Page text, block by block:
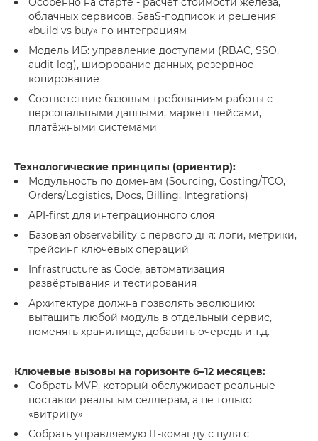
облачных сервисов, SaaS-подписок и решения
«build vs buy» по интеграциям
Модель ИБ: управление доступами (RBAC, SSO,
audit log), шифрование данных, резервное
копирование
Соответствие базовым требованиям работы с
персональными данными, маркетплейсами,
платёжными системами
Технологические принципы (ориентир):
Модульность по доменам (Sourcing, Costing/TCO,
Orders/Logistics, Docs, Billing, Integrations)
API-first для интеграционного слоя
Базовая observability с первого дня: логи, метрики,
трейсинг ключевых операций
Infrastructure as Code, автоматизация
развёртывания и тестирования
Архитектура должна позволять эволюцию:
вытащить любой модуль в отдельный сервис,
поменять хранилище, добавить очередь и т.д.
Ключевые вызовы на горизонте 6–12 месяцев:
Собрать MVP, который обслуживает реальные
поставки реальным селлерам, а не только
«витрину»
Собрать управляемую IT-команду с нуля с